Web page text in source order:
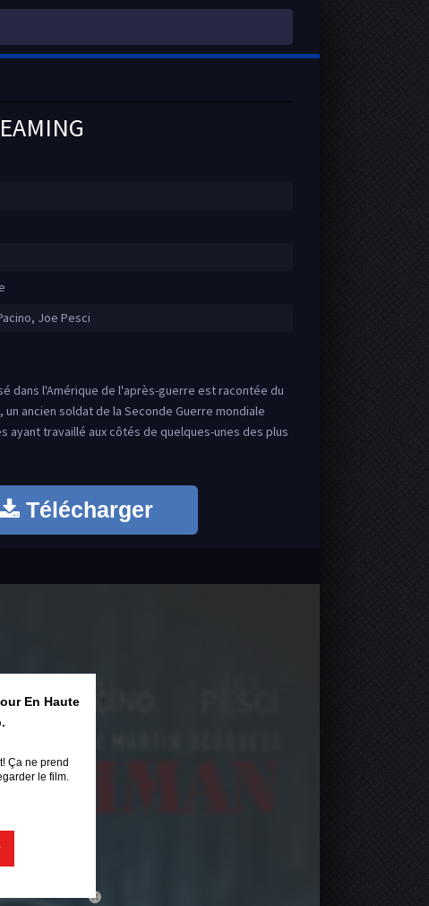
Joe Pesci
dans l'Amérique de l'après-guerre est racontée du
ancien soldat de la Seconde Guerre mondiale
ayant travaillé aux côtés de quelques-unes des plus
Télécharger
close
En Haute
Ça ne prend
le film.